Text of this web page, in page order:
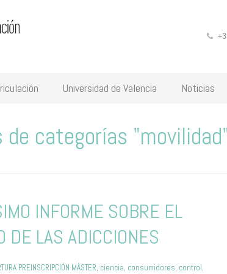
Universidad de Valencia Noticias
de categorías
INFORME SOBRE EL
DE LAS ADICCIONES
PREINSCRIPCIÓN MÁSTER, ciencia, consumidores, control,